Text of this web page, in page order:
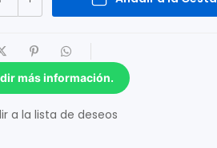
más información.
a la lista de deseos